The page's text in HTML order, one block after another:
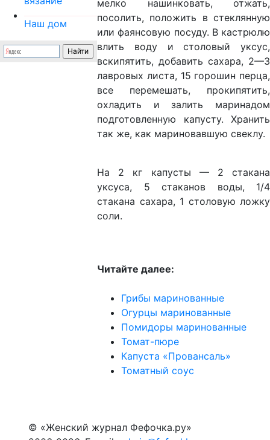
Наш дом
мелко нашинковать, отжать,
посолить, положить в стеклянную
или фаянсовую посуду. В кастрюлю
влить воду и столовый уксус,
вскипятить, добавить сахара, 2—З
лавровых листа, 15 горошин перца,
все перемешать, прокипятить,
охладить и залить маринадом
подготовленную капусту. Хранить
так же, как мариновавшую свеклу.
На 2 кг капусты — 2 стакана
уксуса, 5 стаканов воды, 1/4
стакана сахара, 1 столовую ложку
соли.
Читайте далее:
Грибы маринованные
Огурцы маринованные
Помидоры маринованные
Томат-пюре
Капуста «Провансаль»
Томатный соус
© «Женский журнал Фефочка.ру»